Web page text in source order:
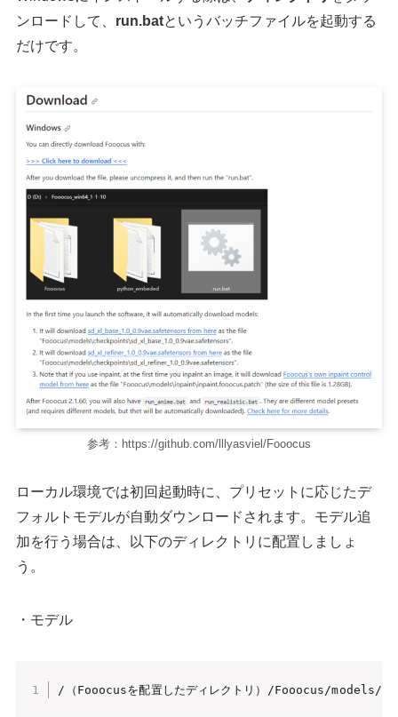
ンロードして、 run.batというバッチファイルを起動する
だけです。
参考：https://github.com/lllyasviel/Fooocus
ローカル環境では初回起動時に、プリセットに応じたデ
フォルトモデルが自動ダウンロードされます。モデル追
加を行う場合は、以下のディレクトリに配置しましょ
う。
・モデル
/（Fooocusを配置したディレクトリ）/Fooocus/models/